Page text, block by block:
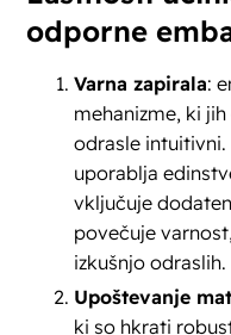
odporne
Varna zapirala:
mehanizme, ki
odrasle
uporablja
vključuje
povečuje
izkušnjo odraslih.
Upoštevanje
ki so hkrati